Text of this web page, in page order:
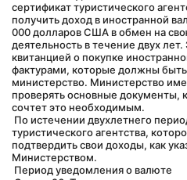
сертификат туристического
получить доход в иностранной
000 долларов США в обмен на
деятельность в течение двух
квитанцией о покупке
фактурами, которые должны
министерство. Министерство
проверять основные документы,
сочтет это необходимым.
туристического агентства,
подтвердить свои доходы, как
Министерством.
Период уведомления о валюте